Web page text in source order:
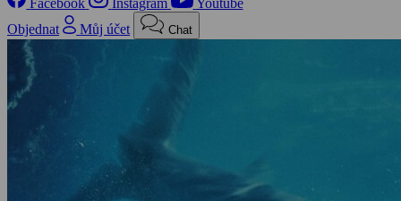
Objednat
Můj účet Chat